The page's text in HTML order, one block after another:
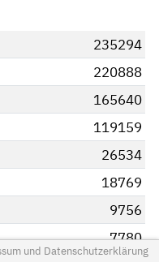
235294
220888
165640
119159
26534
18769
9756
7780
und Datenschutzerklärung